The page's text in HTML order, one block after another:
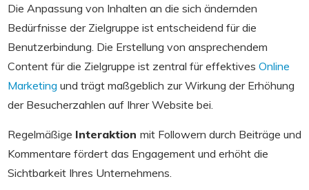
Die Anpassung von Inhalten an die sich ändernden
Bedürfnisse der Zielgruppe ist entscheidend für die
Benutzerbindung. Die Erstellung von ansprechendem
Content für die Zielgruppe ist zentral für effektives Online
Marketing und trägt maßgeblich zur Wirkung der Erhöhung
der Besucherzahlen auf Ihrer Website bei.
Regelmäßige Interaktion mit Followern durch Beiträge und
Kommentare fördert das Engagement und erhöht die
Sichtbarkeit Ihres Unternehmens.